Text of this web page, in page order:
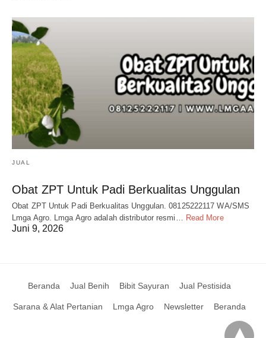
JUAL
Obat ZPT Untuk Padi Berkualitas Unggulan
Obat ZPT Untuk Padi Berkualitas Unggulan. 08125222117 WA/SMS
Lmga Agro. Lmga Agro adalah distributor resmi… Read More
Juni 9, 2026
Beranda Jual Benih Bibit Sayuran Jual Pestisida
Sarana & Alat Pertanian Lmga Agro Newsletter Beranda